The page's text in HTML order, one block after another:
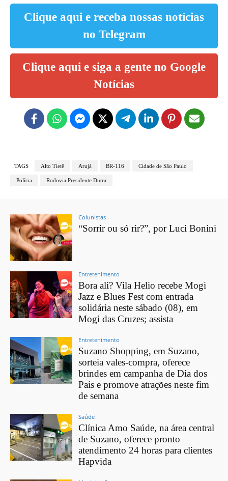
Clique aqui e receba nossas notícias
no Telegram
Clique aqui e siga a gente no Google
Notícias
TAGS Alto Tietê Arujá BR-116 Cidade de São Paulo
Polícia Rodovia Presidente Dutra
Colunistas
“Sorrir ou só rir?”, por Luci Bonini
Entretenimento
Bora ali? Vila Helio recebe Mogi
Jazz e Blues Fest com entrada
solidária neste sábado (08), em
Mogi das Cruzes; assista
Entretenimento
Suzano Shopping, em Suzano,
sorteia vales-compra, oferece
brindes em campanha de Dia dos
Pais e promove atrações neste fim
de semana
Saúde
Clínica Amo Saúde, na área central
de Suzano, oferece pronto
atendimento 24 horas para clientes
Hapvida